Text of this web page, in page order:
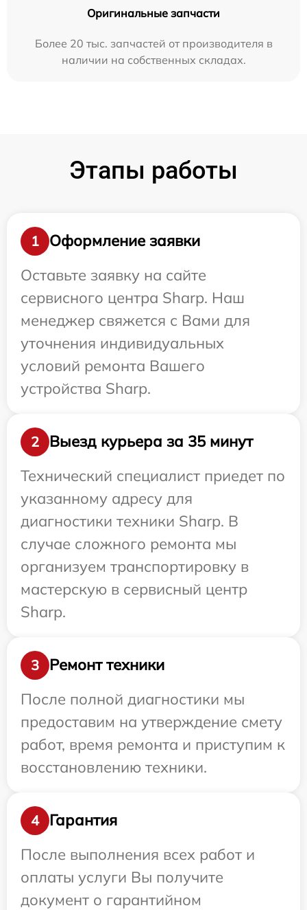
Оригинальные запчасти
Более 20 тыс. запчастей от производителя в
наличии на собственных складах.
Этапы работы
1
Оформление заявки
Оставьте заявку на сайте
сервисного центра Sharp. Наш
менеджер свяжется с Вами для
уточнения индивидуальных
условий ремонта Вашего
устройства Sharp.
2
Выезд курьера за 35 минут
Технический специалист приедет по
указанному адресу для
диагностики техники Sharp. В
случае сложного ремонта мы
организуем транспортировку в
мастерскую в сервисный центр
Sharp.
3
Ремонт техники
После полной диагностики мы
предоставим на утверждение смету
работ, время ремонта и приступим к
восстановлению техники.
4
Гарантия
После выполнения всех работ и
оплаты услуги Вы получите
документ о гарантийном